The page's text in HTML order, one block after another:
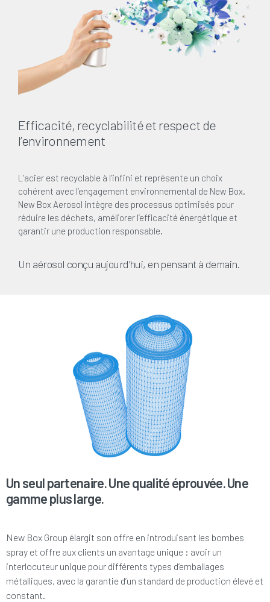
Efficacité, recyclabilité et respect de
l’environnement
L’acier est recyclable à l’infini et représente un choix
cohérent avec l’engagement environnemental de New Box.
New Box Aerosol intègre des processus optimisés pour
réduire les déchets, améliorer l’efficacité énergétique et
garantir une production responsable.
Un aérosol conçu aujourd’hui, en pensant à demain.
Un seul partenaire. Une qualité éprouvée. Une
gamme plus large.
New Box Group élargit son offre en introduisant les bombes
spray et offre aux clients un avantage unique : avoir un
interlocuteur unique pour différents types d’emballages
métalliques, avec la garantie d’un standard de production élevé et
constant.